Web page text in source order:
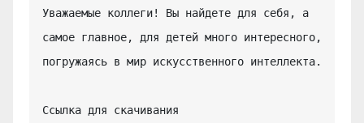
Уважаемые коллеги! Вы найдете для себя, а
самое главное, для детей много интересного,
погружаясь в мир искусственного интеллекта.
Ссылка для скачивания